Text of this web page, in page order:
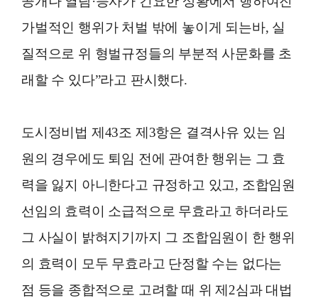
가벌적인 행위가 처벌 밖에 놓이게 되는바, 실
질적으로 위 형벌규정들의 부분적 사문화를 초
래할 수 있다”라고 판시했다.
도시정비법 제43조 제3항은 결격사유 있는 임
원의 경우에도 퇴임 전에 관여한 행위는 그 효
력을 잃지 아니한다고 규정하고 있고, 조합임원
선임의 효력이 소급적으로 무효라고 하더라도
그 사실이 밝혀지기까지 그 조합임원이 한 행위
의 효력이 모두 무효라고 단정할 수는 없다는
점 등을 종합적으로 고려할 때 위 제2심과 대법